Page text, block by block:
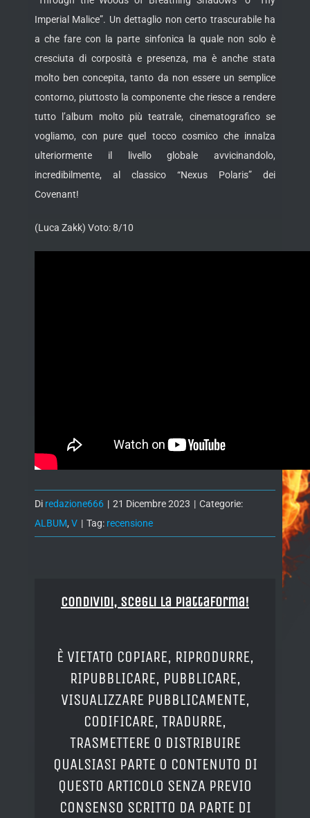
Imperial Malice”. Un dettaglio non certo trascurabile ha
a che fare con la parte sinfonica la quale non solo è
cresciuta di corposità e presenza, ma è anche stata
molto ben concepita, tanto da non essere un semplice
contorno, piuttosto la componente che riesce a rendere
tutto l’album molto più teatrale, cinematografico se
vogliamo, con pure quel tocco cosmico che innalza
ulteriormente il livello globale avvicinandolo,
incredibilmente, al classico “Nexus Polaris” dei
Covenant!
(Luca Zakk) Voto: 8/10
Di redazione666 | 21 Dicembre 2023 | Categorie:
ALBUM, V | Tag: recensione
Condividi, Scegli la piattaforma!
È VIETATO COPIARE, RIPRODURRE,
RIPUBBLICARE, PUBBLICARE,
VISUALIZZARE PUBBLICAMENTE,
CODIFICARE, TRADURRE,
TRASMETTERE O DISTRIBUIRE
QUALSIASI PARTE O CONTENUTO DI
QUESTO ARTICOLO SENZA PREVIO
CONSENSO SCRITTO DA PARTE DI